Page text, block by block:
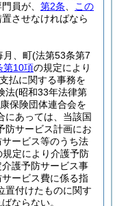
員が、 第2条
この
させなければなら
月、町(法第53条第7
第10項の規定により
払に関する事務を
法(昭和33年法律第
保険団体連合会を
にあっては、当該国
防サービス計画にお
ービス等のうち法
定により介護予防
護予防サービス事
ービス費に係る指
置付けたものに関す
ならない。